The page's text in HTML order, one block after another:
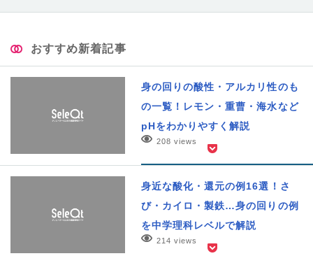
おすすめ新着記事
身の回りの酸性・アルカリ性のも
の一覧！レモン・重曹・海水など
pHをわかりやすく解説
208 views
身近な酸化・還元の例16選！さ
び・カイロ・製鉄…身の回りの例
を中学理科レベルで解説
214 views